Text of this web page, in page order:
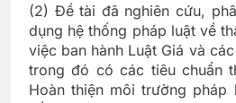
(2) Đề tài đã nghiên cứu,
dụng hệ thống pháp luật về
việc ban hành Luật Giá và
trong đó có các tiêu chuẩn
Hoàn thiện môi trường